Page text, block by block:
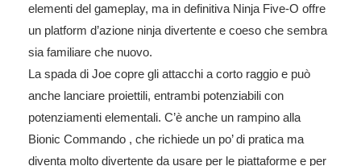
elementi del gameplay, ma in definitiva Ninja Five-O offre
un platform d’azione ninja divertente e coeso che sembra
sia familiare che nuovo.
La spada di Joe copre gli attacchi a corto raggio e può
anche lanciare proiettili, entrambi potenziabili con
potenziamenti elementali. C’è anche un rampino alla
Bionic Commando , che richiede un po’ di pratica ma
diventa molto divertente da usare per le piattaforme e per